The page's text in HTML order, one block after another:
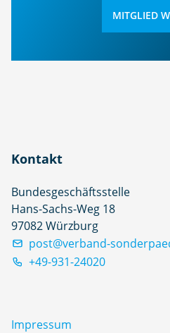
MITGLIED
Kontakt
Bundesgeschäftsstelle
Hans-Sachs-Weg 18
97082 Würzburg
post@verband-
+49-931-24020
Impressum